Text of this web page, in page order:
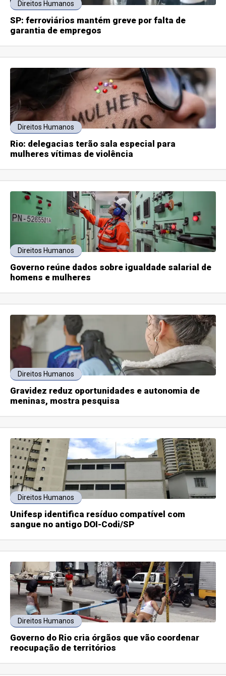
Direitos Humanos
SP: ferroviários mantém greve por falta de
garantia de empregos
Direitos Humanos
Rio: delegacias terão sala especial para
mulheres vítimas de violência
Direitos Humanos
Governo reúne dados sobre igualdade salarial de
homens e mulheres
Direitos Humanos
Gravidez reduz oportunidades e autonomia de
meninas, mostra pesquisa
Direitos Humanos
Unifesp identifica resíduo compatível com
sangue no antigo DOI-Codi/SP
Direitos Humanos
Governo do Rio cria órgãos que vão coordenar
reocupação de territórios